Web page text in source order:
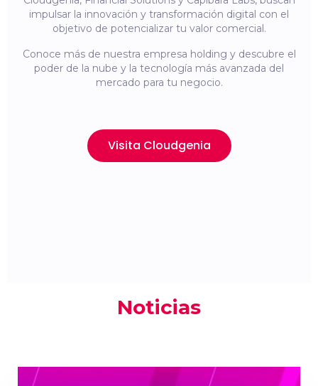
impulsar la innovación y transformación digital con el
objetivo de potencializar tu valor comercial.
Conoce más de nuestra empresa holding y descubre el
poder de la nube y la tecnología más avanzada del
mercado para tu negocio.
Visita Cloudgenia
Noticias